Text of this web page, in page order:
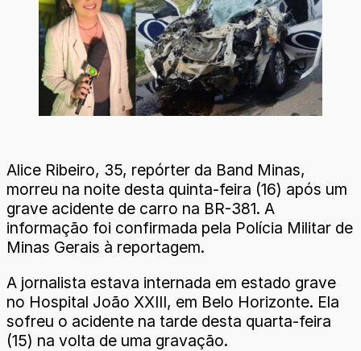
Alice Ribeiro, 35, repórter da Band Minas,
morreu na noite desta quinta-feira (16) após um
grave acidente de carro na BR-381. A
informação foi confirmada pela Polícia Militar de
Minas Gerais à reportagem.
A jornalista estava internada em estado grave
no Hospital João XXIII, em Belo Horizonte. Ela
sofreu o acidente na tarde desta quarta-feira
(15) na volta de uma gravação.